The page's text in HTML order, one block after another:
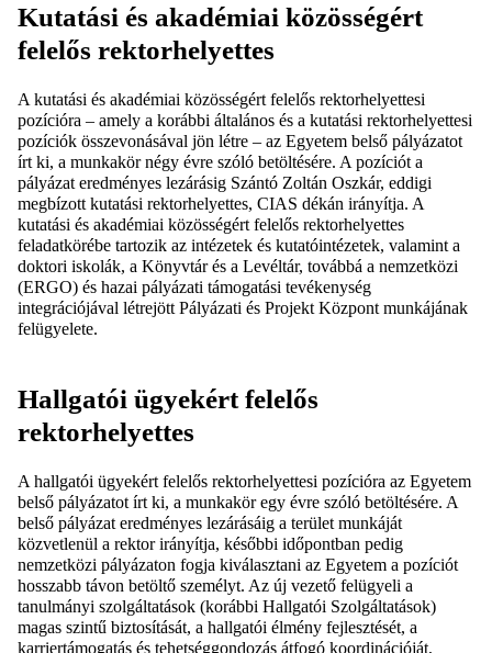
Kutatási és akadémiai közösségért
felelős rektorhelyettes
A kutatási és akadémiai közösségért felelős rektorhelyettesi
pozícióra – amely a korábbi általános és a kutatási rektorhelyettesi
pozíciók összevonásával jön létre – az Egyetem belső pályázatot
írt ki, a munkakör négy évre szóló betöltésére. A pozíciót a
pályázat eredményes lezárásig Szántó Zoltán Oszkár, eddigi
megbízott kutatási rektorhelyettes, CIAS dékán irányítja. A
kutatási és akadémiai közösségért felelős rektorhelyettes
feladatkörébe tartozik az intézetek és kutatóintézetek, valamint a
doktori iskolák, a Könyvtár és a Levéltár, továbbá a nemzetközi
(ERGO) és hazai pályázati támogatási tevékenység
integrációjával létrejött Pályázati és Projekt Központ munkájának
felügyelete.
Hallgatói ügyekért felelős
rektorhelyettes
A hallgatói ügyekért felelős rektorhelyettesi pozícióra az Egyetem
belső pályázatot írt ki, a munkakör egy évre szóló betöltésére. A
belső pályázat eredményes lezárásáig a terület munkáját
közvetlenül a rektor irányítja, későbbi időpontban pedig
nemzetközi pályázaton fogja kiválasztani az Egyetem a pozíciót
hosszabb távon betöltő személyt. Az új vezető felügyeli a
tanulmányi szolgáltatások (korábbi Hallgatói Szolgáltatások)
magas szintű biztosítását, a hallgatói élmény fejlesztését, a
karriertámogatás és tehetséggondozás átfogó koordinációját,